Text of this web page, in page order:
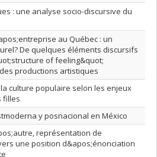
: une analyse socio-discursive du
au Québec : un
De quelques éléments discursifs
of feeling&quot;
productions artistiques
culture populaire selon les enjeux
filles
y posnacional en México
représentation de
une position d&apos;énonciation